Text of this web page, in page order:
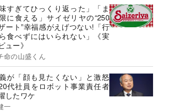
味すぎてひっくり返った」「ま
に食える」サイゼリヤの“250
ート”幸福感がえげつない!「行
食べずにはいられない」《実
ュー》
命の山盛くん
が「顔も見たくない」と激怒
代社員をロボット事業責任者
したワケ
一